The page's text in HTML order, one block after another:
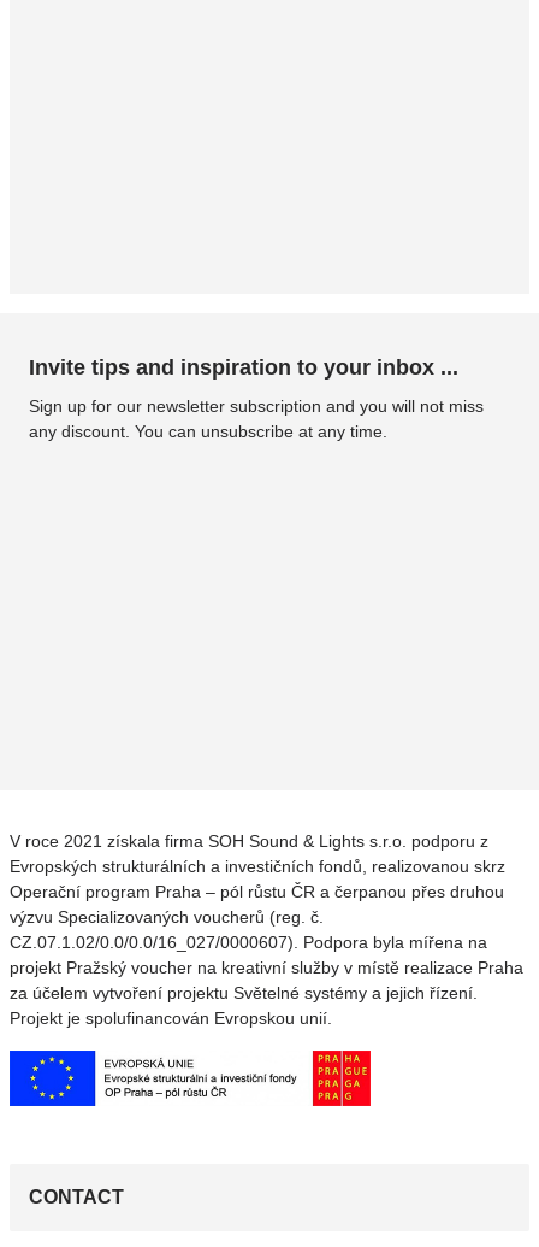
Invite tips and inspiration to your inbox ...
Sign up for our newsletter subscription and you will not miss
any discount. You can unsubscribe at any time.
V roce 2021 získala firma SOH Sound & Lights s.r.o. podporu z
Evropských strukturálních a investičních fondů, realizovanou skrz
Operační program Praha – pól růstu ČR a čerpanou přes druhou
výzvu Specializovaných voucherů (reg. č.
CZ.07.1.02/0.0/0.0/16_027/0000607). Podpora byla mířena na
projekt Pražský voucher na kreativní služby v místě realizace Praha
za účelem vytvoření projektu Světelné systémy a jejich řízení.
Projekt je spolufinancován Evropskou unií.
CONTACT